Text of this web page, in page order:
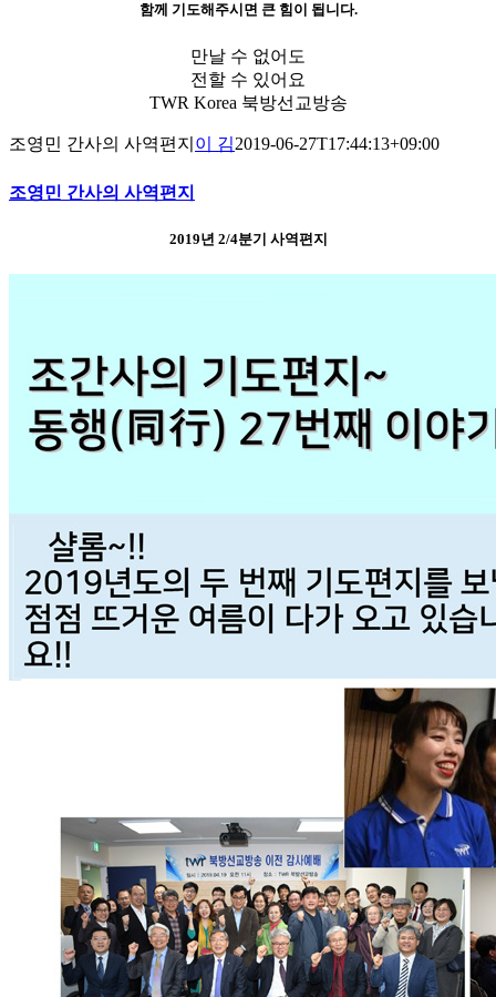
함께 기도해주시면 큰 힘이 됩니다.
만날 수 없어도
전할 수 있어요
TWR Korea 북방선교방송
조영민 간사의 사역편지 이 김2019-06-27T17:44:13+09:00
조영민 간사의 사역편지
2019년 2/4분기 사역편지